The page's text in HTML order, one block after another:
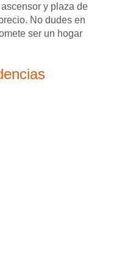
y plaza de
No dudes en
ser un hogar